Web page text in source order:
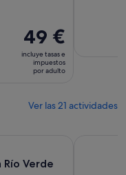
El
precio
es
de
por
49 €
incluye tasas e
impuestos
por adulto
Ver las 21 actividades
Río Verde